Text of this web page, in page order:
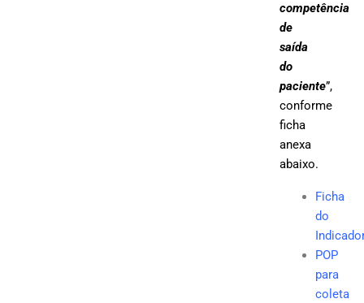
competência
de
saída
do
paciente”,
conforme
ficha
anexa
abaixo.
Ficha
do
POP
para
coleta